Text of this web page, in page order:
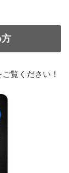
覧ください！